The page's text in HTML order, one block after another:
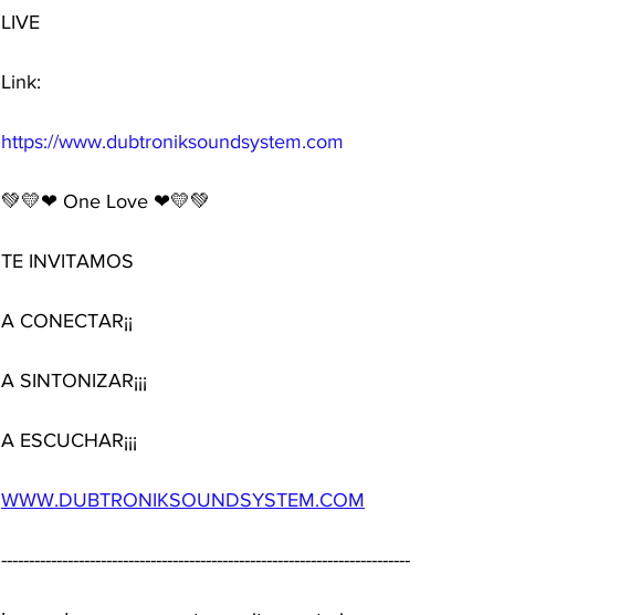
LIVE
Link:
https://www.dubtroniksoundsystem.com
💚💛❤ One Love ❤💛💚
TE INVITAMOS
A CONECTAR¡¡
A SINTONIZAR¡¡¡
A ESCUCHAR¡¡¡
WWW.DUBTRONIKSOUNDSYSTEM.COM
--------------------------------------------------------------------------